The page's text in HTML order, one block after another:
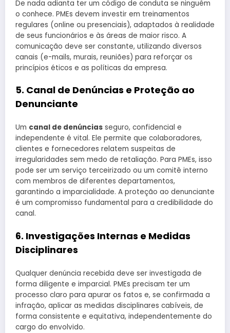
De nada adianta ter um código de conduta se ninguém
o conhece. PMEs devem investir em treinamentos
regulares (online ou presenciais), adaptados à realidade
de seus funcionários e às áreas de maior risco. A
comunicação deve ser constante, utilizando diversos
canais (e-mails, murais, reuniões) para reforçar os
princípios éticos e as políticas da empresa.
5. Canal de Denúncias e Proteção ao
Denunciante
Um canal de denúncias seguro, confidencial e
independente é vital. Ele permite que colaboradores,
clientes e fornecedores relatem suspeitas de
irregularidades sem medo de retaliação. Para PMEs, isso
pode ser um serviço terceirizado ou um comitê interno
com membros de diferentes departamentos,
garantindo a imparcialidade. A proteção ao denunciante
é um compromisso fundamental para a credibilidade do
canal.
6. Investigações Internas e Medidas
Disciplinares
Qualquer denúncia recebida deve ser investigada de
forma diligente e imparcial. PMEs precisam ter um
processo claro para apurar os fatos e, se confirmada a
infração, aplicar as medidas disciplinares cabíveis, de
forma consistente e equitativa, independentemente do
cargo do envolvido.